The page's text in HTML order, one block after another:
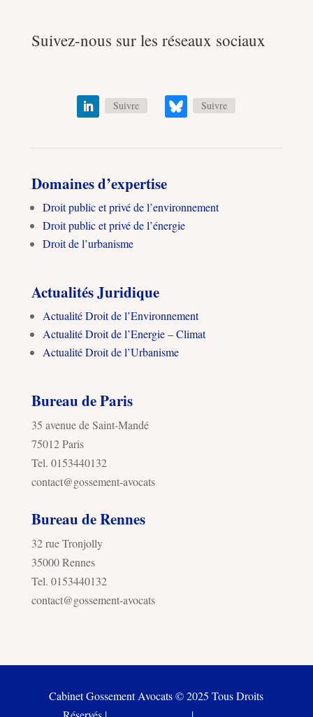
Suivez-nous sur les réseaux sociaux
Suivre Suivre
Domaines d’expertise
Droit public et privé de l’environnement
Droit public et privé de l’énergie
Droit de l’urbanisme
Actualités Juridique
Actualité Droit de l’Environnement
Actualité Droit de l’Energie – Climat
Actualité Droit de l’Urbanisme
Bureau de Paris
35 avenue de Saint-Mandé
75012 Paris
Tel. 0153440132
contact@gossement-avocats
Bureau de Rennes
32 rue Tronjolly
35000 Rennes
Tel. 0153440132
contact@gossement-avocats
Cabinet Gossement Avocats © 2025 Tous Droits